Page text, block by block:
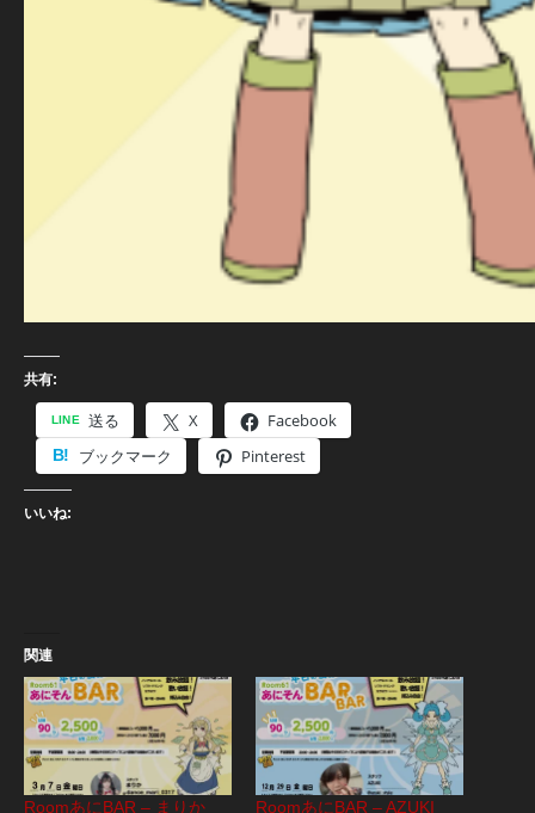
共有:
送る X
Facebook
ブックマーク
Pinterest
いいね:
関連
RoomあにBAR – まりか RoomあにBAR – AZUKI